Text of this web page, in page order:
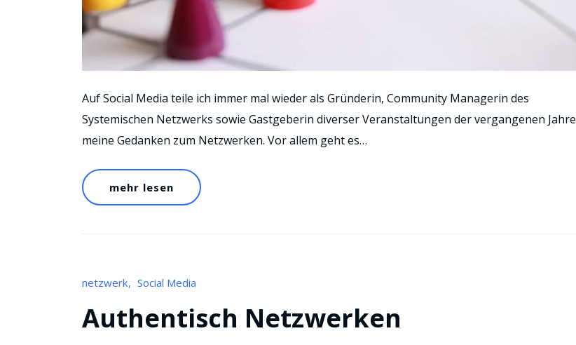
Auf Social Media teile ich immer mal wieder als Gründerin, Community Managerin des
Systemischen Netzwerks sowie Gastgeberin diverser Veranstaltungen der vergangenen Jahre
meine Gedanken zum Netzwerken. Vor allem geht es…
mehr lesen
netzwerk Social Media
Authentisch Netzwerken